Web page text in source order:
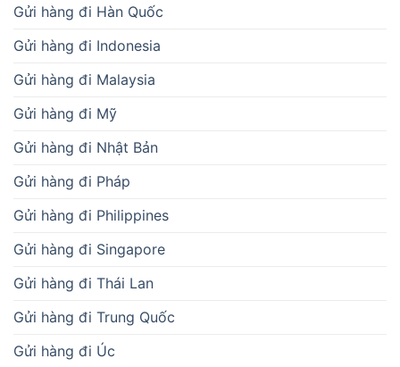
Gửi hàng đi Hàn Quốc
Gửi hàng đi Indonesia
Gửi hàng đi Malaysia
Gửi hàng đi Mỹ
Gửi hàng đi Nhật Bản
Gửi hàng đi Pháp
Gửi hàng đi Philippines
Gửi hàng đi Singapore
Gửi hàng đi Thái Lan
Gửi hàng đi Trung Quốc
Gửi hàng đi Úc